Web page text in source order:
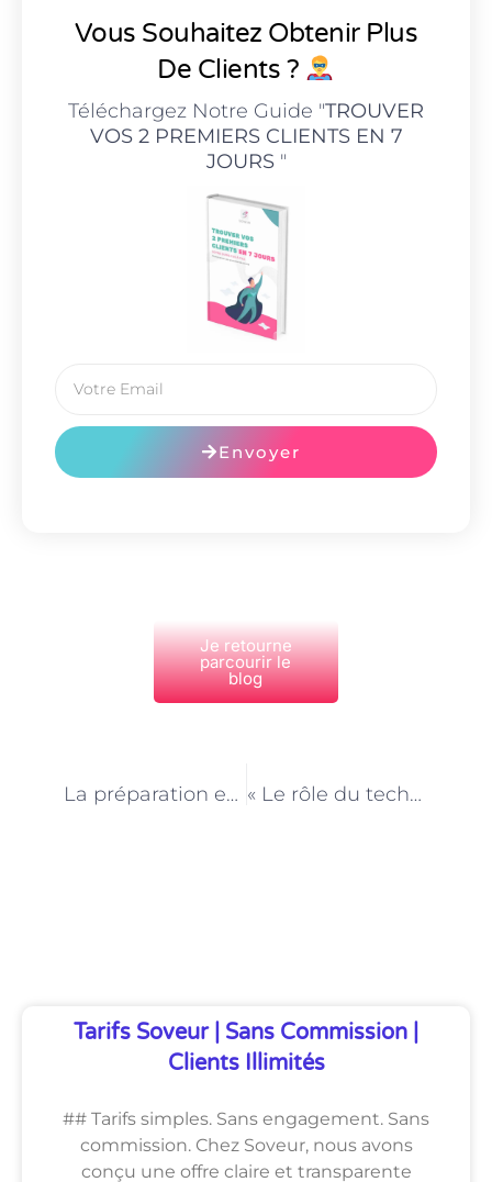
Vous Souhaitez Obtenir Plus
De Clients ?
Téléchargez Notre Guide "TROUVER
VOS 2 PREMIERS CLIENTS EN 7
JOURS"
Envoyer
Je retourne
parcourir le
blog
La préparation et l’administration des médicaments : le rôle du technicien en animalerie à Paris « Le rôle du technicien en animalerie dans l’identification et le marquage des animaux à Paris »
Tarifs Soveur | Sans Commission |
Clients Illimités
## Tarifs simples. Sans engagement. Sans
commission. Chez Soveur, nous avons
conçu une offre claire et transparente